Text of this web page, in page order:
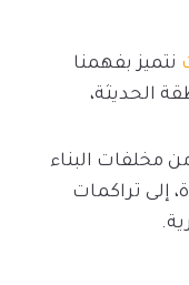
نتميز بفهمنا
الحديثة،
مخلفات البناء
إلى تراكمات